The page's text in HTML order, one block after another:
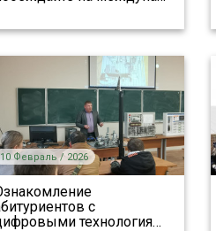
10 Февраль / 2026
с
технология…